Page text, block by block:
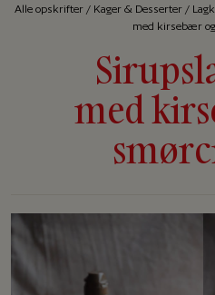
Alle op­skrif­ter/ Kager & Desserter/
med kirsebær
med